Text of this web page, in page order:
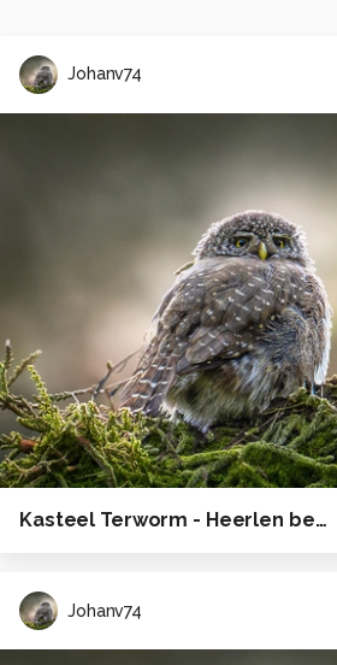
Johanv74
Kasteel Terworm - Heerlen bewerkt
Johanv74